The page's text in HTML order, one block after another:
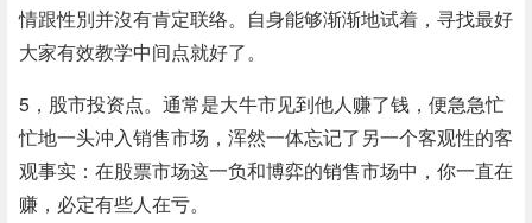
情跟性別并沒有肯定联络。自身能够渐渐地试着，寻找最好
大家有效教学中间点就好了。
5，股市投资点。通常是大牛市见到他人赚了钱，便急急忙
忙地一头冲入销售市场，浑然一体忘记了另一个客观性的客
观事实：在股票市场这一负和博弈的销售市场中，你一直在
赚，必定有些人在亏。